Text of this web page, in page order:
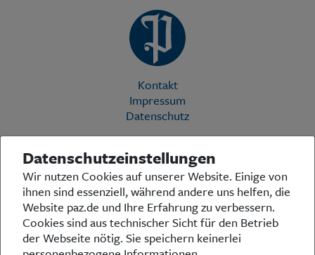
Kontakt
Impressum
Datenschutz
Die Preußische Allgemeine Zeitung (PAZ) ist eine einzigartige Stimme
in der deutschen Medienlandschaft. Woche für Woche berichtet sie
über das aktuelle Zeitgeschehen in Politik, Kultur und Wirtschaft und
bezieht zu den grundlegenden Entwicklungen unserer Gesellschaft
Stellung. In ihrer Arbeit fühlt sich die Redaktion dem traditionellen
preußischen Wertekanon verpflichtet: Das alte Preußen stand und
steht für religiöse und weltanschauliche Toleranz, für Heimatliebe
Datenschutzeinstellungen
Wir nutzen Cookies auf unserer Website. Einige von
ihnen sind essenziell, während andere uns helfen, die
Website paz.de und Ihre Erfahrung zu verbessern.
Cookies sind aus technischer Sicht für den Betrieb
der Webseite nötig. Sie speichern keinerlei